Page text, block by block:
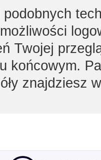
Twojej
końcowym.
znajdziesz